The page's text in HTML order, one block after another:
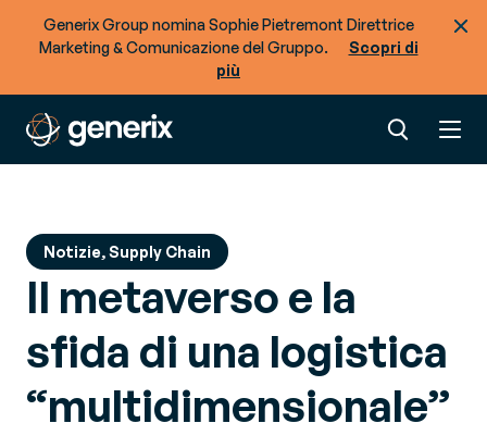
Generix Group nomina Sophie Pietremont Direttrice
Marketing & Comunicazione del Gruppo.
Scopri di
più
Notizie, Supply Chain
Il metaverso e la
sfida di una logistica
“multidimensionale”